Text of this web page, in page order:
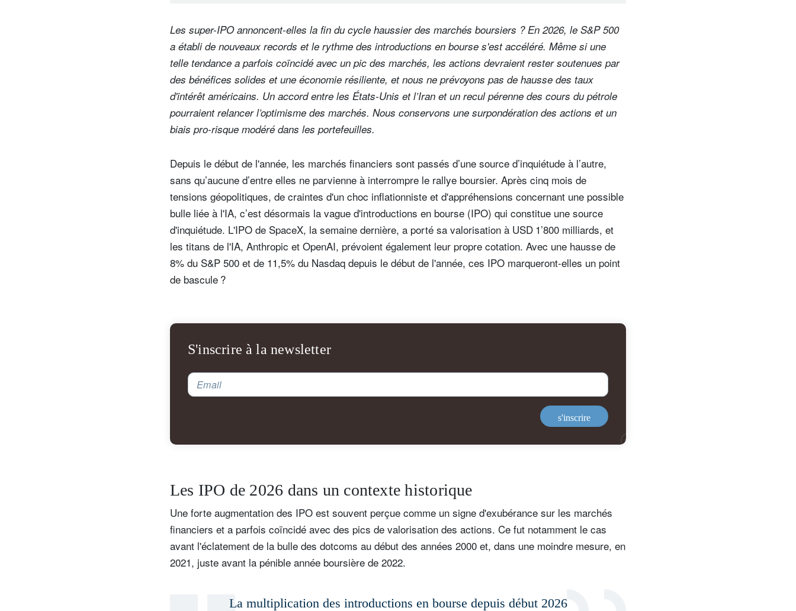
Les super-IPO annoncent-elles la fin du cycle haussier des marchés boursiers ? En 2026, le S&P 500
a établi de nouveaux records et le rythme des introductions en bourse s'est accéléré. Même si une
telle tendance a parfois coïncidé avec un pic des marchés, les actions devraient rester soutenues par
des bénéfices solides et une économie résiliente, et nous ne prévoyons pas de hausse des taux
d'intérêt américains. Un accord entre les États-Unis et l’Iran et un recul pérenne des cours du pétrole
pourraient relancer l’optimisme des marchés. Nous conservons une surpondération des actions et un
biais pro-risque modéré dans les portefeuilles.
Depuis le début de l'année, les marchés financiers sont passés d’une source d’inquiétude à l’autre,
sans qu’aucune d’entre elles ne parvienne à interrompre le rallye boursier. Après cinq mois de
tensions géopolitiques, de craintes d'un choc inflationniste et d'appréhensions concernant une possible
bulle liée à l'IA, c’est désormais la vague d'introductions en bourse (IPO) qui constitue une source
d'inquiétude. L'IPO de SpaceX, la semaine dernière, a porté sa valorisation à USD 1’800 milliards, et
les titans de l'IA, Anthropic et OpenAI, prévoient également leur propre cotation. Avec une hausse de
8% du S&P 500 et de 11,5% du Nasdaq depuis le début de l'année, ces IPO marqueront-elles un point
de bascule ?
S'inscrire à la newsletter
Email
s'inscrire
Les IPO de 2026 dans un contexte historique
Une forte augmentation des IPO est souvent perçue comme un signe d'exubérance sur les marchés
financiers et a parfois coïncidé avec des pics de valorisation des actions. Ce fut notamment le cas
avant l'éclatement de la bulle des dotcoms au début des années 2000 et, dans une moindre mesure, en
2021, juste avant la pénible année boursière de 2022.
La multiplication des introductions en bourse depuis début 2026
Email
Select an OptionCivilité Prénom Nom